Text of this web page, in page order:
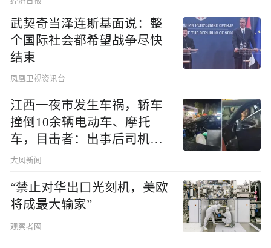
武契奇当泽连斯基面说：整
个国际社会都希望战争尽快
结束
凤凰卫视资讯台
江西一夜市发生车祸，轿车
撞倒10余辆电动车、摩托
车，目击者：出事后司机一
直坐车里
大风新闻
“禁止对华出口光刻机，美欧
将成最大输家”
观察者网